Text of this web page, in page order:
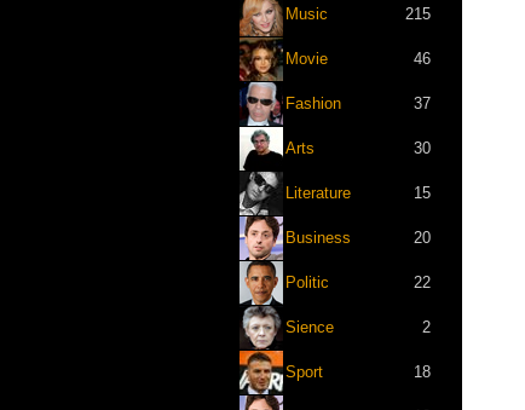
Music 215
Movie 46
Fashion 37
Arts 30
Literature 15
Business 20
Politic 22
Sience 2
Sport 18